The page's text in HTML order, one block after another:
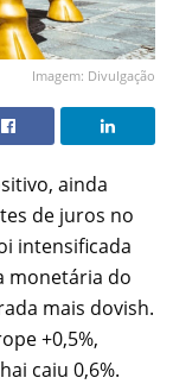
Imagem: Divulgação
ainda
de juros no
intensificada
monetária do
mais dovish.
+0,5%,
caiu 0,6%.